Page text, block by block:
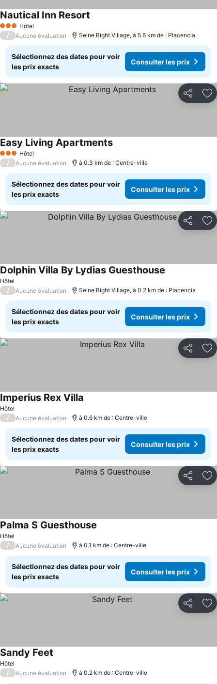
3 ÉtoilesHôtel
Nautical Inn Resort
/ Aucune évaluation Seine Bight Village, à 5.6 km de : Placencia
Sélectionnez des dates pour voir
les prix exacts
Consulter les prix
Partager
3 ÉtoilesHôtel
Easy Living Apartments
/ Aucune évaluation à 0.3 km de : Centre-ville
Sélectionnez des dates pour voir
les prix exacts
Consulter les prix
Partager
Hôtel
Dolphin Villa By Lydias Guesthouse
/ Aucune évaluation Seine Bight Village, à 0.2 km de : Placencia
Sélectionnez des dates pour voir
les prix exacts
Consulter les prix
Partager
Hôtel
Imperius Rex Villa
/ Aucune évaluation à 0.6 km de : Centre-ville
Sélectionnez des dates pour voir
les prix exacts
Consulter les prix
Partager
Hôtel
Palma S Guesthouse
/ Aucune évaluation à 0.1 km de : Centre-ville
Sélectionnez des dates pour voir
les prix exacts
Consulter les prix
Partager
Hôtel
Sandy Feet
/ Aucune évaluation à 0.2 km de : Centre-ville